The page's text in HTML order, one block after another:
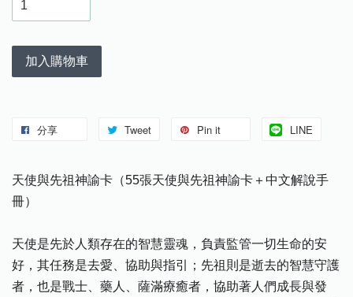
加入購物車
分享 Tweet Pin it LINE
天使與先祖神諭卡（55張天使與先祖神諭卡＋中文解說手
冊）
天使是先於人類存在的智慧靈魂，負責監管一切生命的安
好，其任務是去愛、協助與指引；先祖則是逝去的智慧守護
者，也是戰士、藥人、薩滿療癒者，協助著人們成長與發